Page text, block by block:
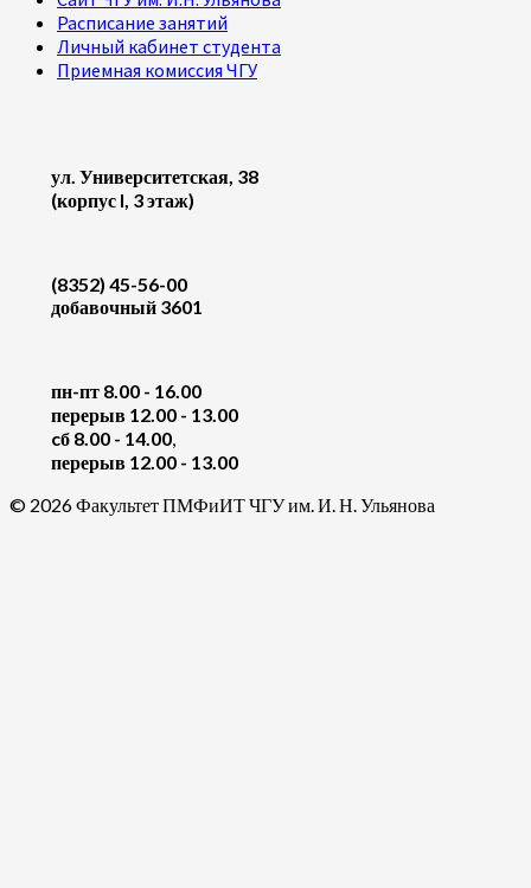
Расписание занятий
Личный кабинет студента
Приемная комиссия ЧГУ
ул. Университетская, 38
(корпус I, 3 этаж)
(8352) 45-56-00
добавочный 3601
пн-пт 8.00 - 16.00
перерыв 12.00 - 13.00
cб 8.00 - 14.00,
перерыв 12.00 - 13.00
© 2026 Факультет ПМФиИТ ЧГУ им. И. Н. Ульянова